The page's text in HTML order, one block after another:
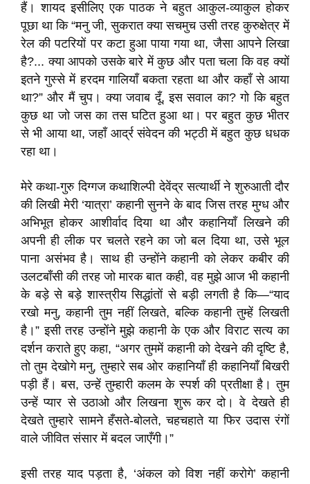
हैं। शायद इसीलिए एक पाठक ने बहुत आकुल-व्याकुल होकर
पूछा था कि “मनु जी, सुकरात क्या सचमुच उसी तरह कुरुक्षेत्र में
रेल की पटरियों पर कटा हुआ पाया गया था, जैसा आपने लिखा
है?... क्या आपको उसके बारे में कुछ और पता चला कि वह क्यों
इतने गुस्से में हरदम गालियाँ बकता रहता था और कहाँ से आया
था?” और मैं चुप। क्या जवाब दूँ, इस सवाल का? गो कि बहुत
कुछ था जो जस का तस घटित हुआ था। पर बहुत कुछ भीतर
से भी आया था, जहाँ आर्द्र संवेदन की भट्ठी में बहुत कुछ धधक
रहा था।
मेरे कथा-गुरु दिग्गज कथाशिल्पी देवेंद्र सत्यार्थी ने शुरुआती दौर
की लिखी मेरी ‘यात्रा’ कहानी सुनने के बाद जिस तरह मुग्ध और
अभिभूत होकर आशीर्वाद दिया था और कहानियाँ लिखने की
अपनी ही लीक पर चलते रहने का जो बल दिया था, उसे भूल
पाना असंभव है। साथ ही उन्होंने कहानी को लेकर कबीर की
उलटबाँसी की तरह जो मारक बात कही, वह मुझे आज भी कहानी
के बड़े से बड़े शास्त्रीय सिद्धांतों से बड़ी लगती है कि—“याद
रखो मनु, कहानी तुम नहीं लिखते, बल्कि कहानी तुम्हें लिखती
है।” इसी तरह उन्होंने मुझे कहानी के एक और विराट सत्य का
दर्शन कराते हुए कहा, “अगर तुममें कहानी को देखने की दृष्टि है,
तो तुम देखोगे मनु, तुम्हारे सब ओर कहानियाँ ही कहानियाँ बिखरी
पड़ी हैं। बस, उन्हें तुम्हारी कलम के स्पर्श की प्रतीक्षा है। तुम
उन्हें प्यार से उठाओ और लिखना शुरू कर दो। वे देखते ही
देखते तुम्हारे सामने हँसते-बोलते, चहचहाते या फिर उदास रंगों
वाले जीवित संसार में बदल जाएँगी।”
इसी तरह याद पड़ता है, ‘अंकल को विश नहीं करोगे’ कहानी